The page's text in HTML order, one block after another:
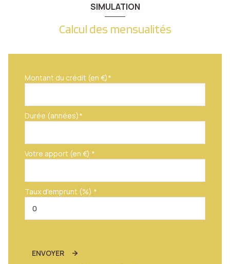
SIMULATION
Calcul des mensualités
Montant du crédit (en €)*
Durée (années)*
Votre apport (en €) *
Taux d'emprunt (%) *
ENVOYER